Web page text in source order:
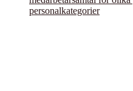
personalkategorier